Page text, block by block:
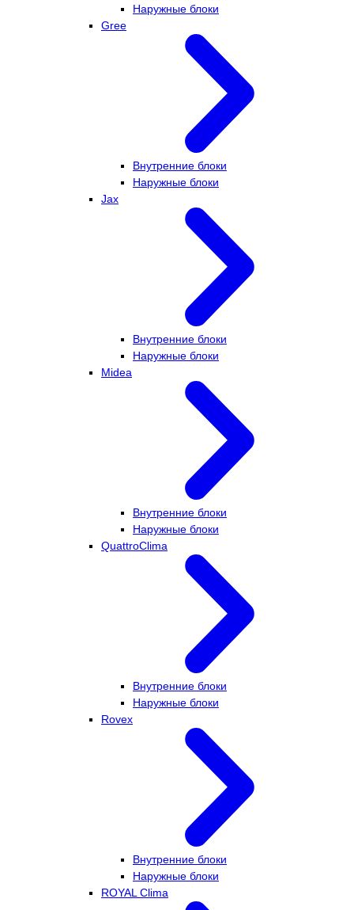
Наружные блоки
Gree
Внутренние блоки
Наружные блоки
Jax
Внутренние блоки
Наружные блоки
Midea
Внутренние блоки
Наружные блоки
QuattroClima
Внутренние блоки
Наружные блоки
Rovex
Внутренние блоки
Наружные блоки
ROYAL Clima